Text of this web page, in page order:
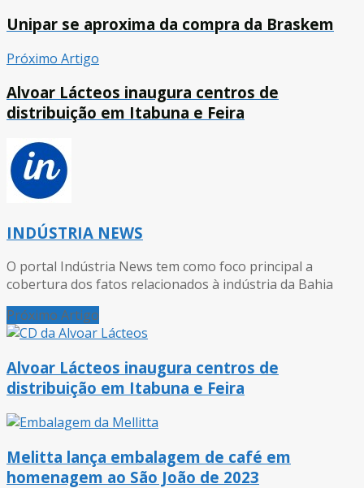
Unipar se aproxima da compra da Braskem
Próximo Artigo
Alvoar Lácteos inaugura centros de
distribuição em Itabuna e Feira
INDÚSTRIA NEWS
O portal Indústria News tem como foco principal a
cobertura dos fatos relacionados à indústria da Bahia
Próximo Artigo
Alvoar Lácteos inaugura centros de
distribuição em Itabuna e Feira
Melitta lança embalagem de café em
homenagem ao São João de 2023